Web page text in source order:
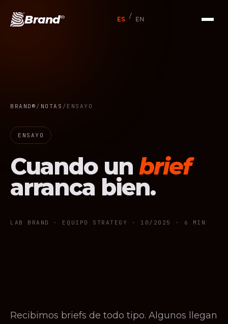
Brand® ES / EN
BRAND® / NOTAS / ENSAYO
ENSAYO
Cuando un brief
arranca bien.
LAB BRAND · EQUIPO STRATEGY · 10/2025 · 6 MIN
Recibimos briefs de todo tipo. Algunos llegan